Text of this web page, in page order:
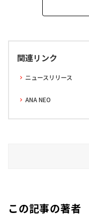
関連リンク
ニュースリリース
ANA NEO
この記事の著者